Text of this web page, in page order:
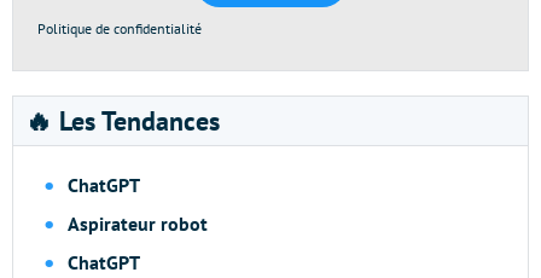
Politique de confidentialité
🔥 Les Tendances
ChatGPT
Aspirateur robot
ChatGPT